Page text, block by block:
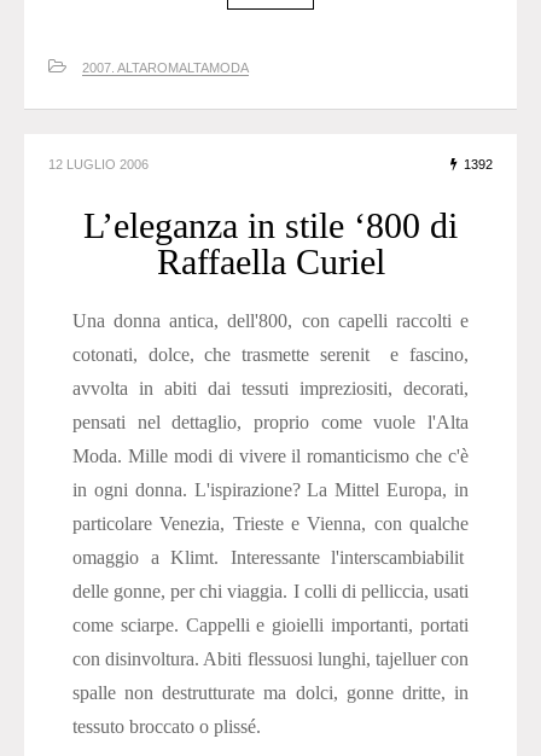
2007. ALTAROMALTAMODA
12 LUGLIO 2006 1392
L’eleganza in stile ‘800 di
Raffaella Curiel
Una donna antica, dell'800, con capelli raccolti e
cotonati, dolce, che trasmette serenit e fascino,
avvolta in abiti dai tessuti impreziositi, decorati,
pensati nel dettaglio, proprio come vuole l'Alta
Moda. Mille modi di vivere il romanticismo che c'è
in ogni donna. L'ispirazione? La Mittel Europa, in
particolare Venezia, Trieste e Vienna, con qualche
omaggio a Klimt. Interessante l'interscambiabilit
delle gonne, per chi viaggia. I colli di pelliccia, usati
come sciarpe. Cappelli e gioielli importanti, portati
con disinvoltura. Abiti flessuosi lunghi, tajelluer con
spalle non destrutturate ma dolci, gonne dritte, in
tessuto broccato o plissé.